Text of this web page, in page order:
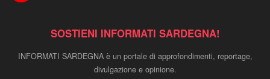
SOSTIENI INFORMATI SARDEGNA!
INFORMATI SARDEGNA è un portale di approfondimenti, reportage,
divulgazione e opinione.